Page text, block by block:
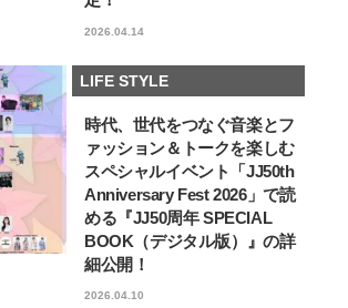
2026.04.14
LIFE STYLE
時代、世代をつなぐ音楽とフ
ァッション＆トークを楽しむ
スペシャルイベント「JJ50th
Anniversary Fest 2026」で読
める『JJ50周年 SPECIAL
BOOK（デジタル版）』の詳
細公開！
2026.04.10
ディブル」リリース記念インタビ
ュー